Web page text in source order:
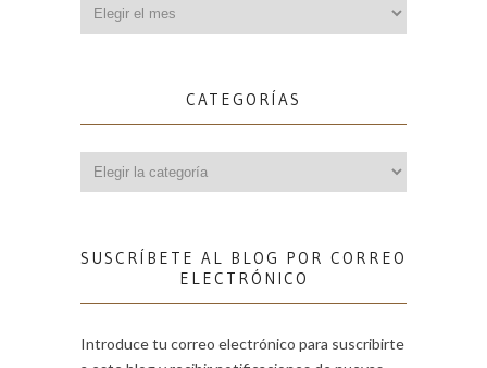
CATEGORÍAS
SUSCRÍBETE AL BLOG POR CORREO
ELECTRÓNICO
Introduce tu correo electrónico para suscribirte